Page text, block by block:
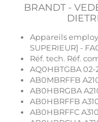
BRANDT -
Appareils
SUPERIEUR] -
Réf. tech. Réf.
AQ0HBTGBA 02-
AB0MBRFFB
AB0HBRGBA
AB0HBRFFB
AB0HBRFFC